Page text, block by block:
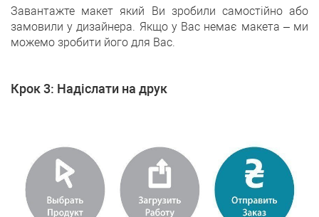
Завантажте макет який Ви зробили самостійно або
замовили у дизайнера. Якщо у Вас немає макета – ми
можемо зробити його для Вас.
Крок 3: Надіслати на друк